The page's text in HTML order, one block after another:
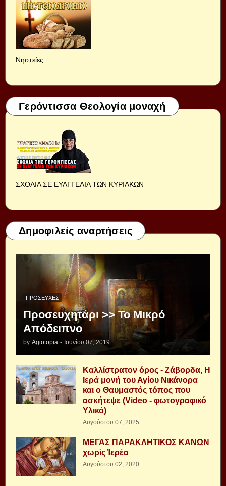
Νηστείες
Γερόντισσα Θεολογία μοναχή
ΣΧΟΛΙΑ ΣΕ ΕΥΑΓΓΕΛΙΑ ΤΩΝ ΚΥΡΙΑΚΩΝ
Δημοφιλείς αναρτήσεις
ΠΡΟΣΕΥΧΈΣ
Προσευχητάρι >> Το Μικρό
Απόδειπνο
by Agiotopia - Ιουνίου 07, 2019
Καλλίστρατον όρος - Ζάβορδα, Η
Ιερά μονή του Αγίου Νικάνορα
και ο Θαυμαστός τόπος που
ασκήτεψε (Video - φωτογραφικό
Υλικό)
Αυγούστου 07, 2025
ΜΕΓΑΣ ΠΑΡΑΚΛΗΤΙΚΟΣ ΚΑΝΩΝ
χωρὶς Ἱερέα
Αυγούστου 02, 2020